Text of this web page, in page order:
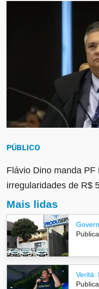
PÚBLICO
Flávio Dino manda
irregularidades de R$
Mais lidas
Veritá: